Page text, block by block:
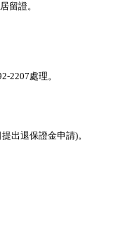
留證。
2207處理。
提出退保證金申請)。